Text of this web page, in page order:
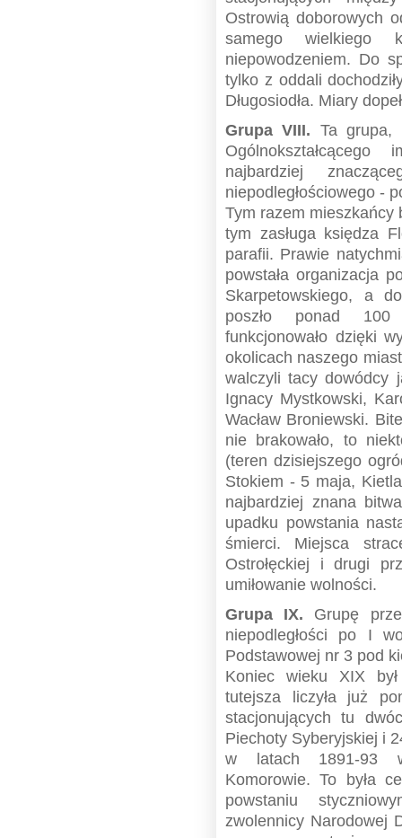
Ostrowią doborowych
samego wielkiego
niepowodzeniem. Do
tylko z oddali
Długosiodła. Miary
Grupa VIII. Ta grupa,
najbardziej
niepodległościowego -
Tym razem mieszkańcy
tym zasługa księdza
parafii. Prawie
powstała organizacja
Skarpetowskiego, a
poszło ponad 100
funkcjonowało dzięki
okolicach naszego
walczyli tacy dowódcy
Ignacy Mystkowski,
Wacław Broniewski.
nie brakowało, to
(teren dzisiejszego
Stokiem - 5 maja,
najbardziej znana
upadku powstania
śmierci. Miejsca
Ostrołęckiej i drugi
umiłowanie wolności.
Grupa IX. Grupę
niepodległości po I
Podstawowej nr 3 pod
Koniec wieku XIX
tutejsza liczyła już
stacjonujących tu
Piechoty Syberyjskiej i
w latach 1891-93
Komorowie. To była
powstaniu
zwolennicy Narodowej